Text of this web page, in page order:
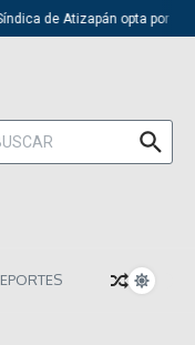
de Atizapán opta por el